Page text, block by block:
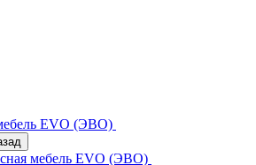
EVO (ЭВО)
мебель EVO (ЭВО)